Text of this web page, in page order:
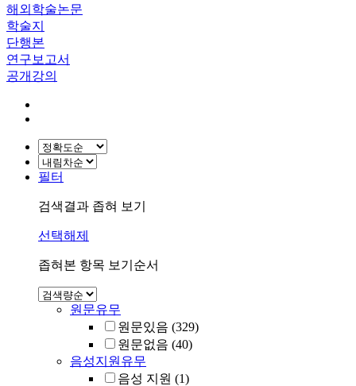
해외학술논문
학술지
단행본
연구보고서
공개강의
필터
검색결과 좁혀 보기
선택해제
좁혀본 항목 보기순서
원문유무
원문있음 (329)
원문없음 (40)
음성지원유무
음성 지원 (1)